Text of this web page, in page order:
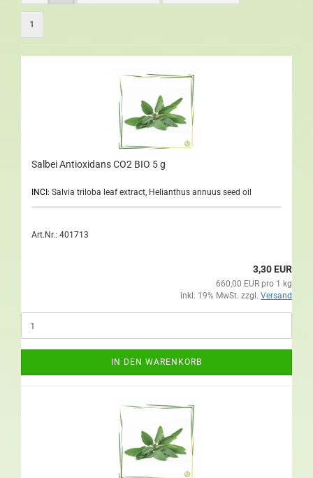
1
Salbei Antioxidans CO2 BIO 5 g
INCI: Salvia triloba leaf extract, Helianthus annuus seed oil
Art.Nr.: 401713
3,30 EUR
660,00 EUR pro 1 kg
inkl. 19% MwSt. zzgl. Versand
IN DEN WARENKORB